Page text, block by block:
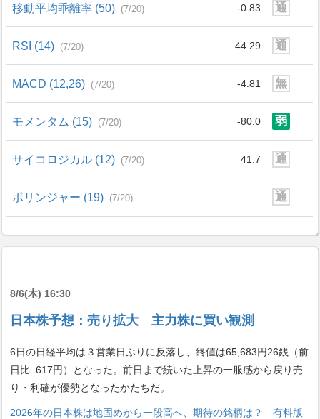
移動平均乖離率 (50) (7/20) -0.83 通
RSI (14) (7/20) 44.29 通
MACD (12,26) (7/20) -4.81 無
モメンタム (15) (7/20) -80.0 弱
サイコロジカル (12) (7/20) 41.7 通
ボリンジャー (19) (7/20) 通
8/6(木) 16:30
日本株予想：売り拡大 主力株に買い観測
6日の日経平均は３営業日ぶりに反落し、終値は65,683円26銭（前
日比−617円）となった。前日まで続いた上昇の一服感から戻り売
り・利確が優勢となったかたちだ。
2026年の日本株は地固めから一段高へ、期待の銘柄は？ 有料版